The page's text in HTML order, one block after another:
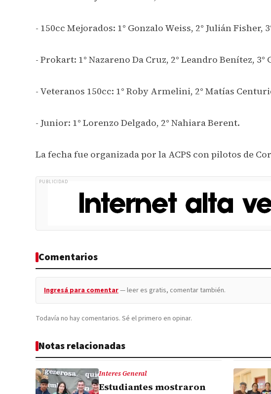
- 150cc Mejorados: 1° Gonzalo Weiss, 2° Julián Fisher,
- Prokart: 1° Nazareno Da Cruz, 2° Leandro Benítez, 3°
- Veteranos 150cc: 1° Roby Armelini, 2° Matías
- Junior: 1° Lorenzo Delgado, 2° Nahiara Berent.
La fecha fue organizada por la ACPS con pilotos de
PUBLICIDAD
Comentarios
Ingresá para comentar— leer es gratis, comentar también.
Todavía no hay comentarios. Sé el primero en opinar.
Notas relacionadas
Interes General
Estudiantes mostraron